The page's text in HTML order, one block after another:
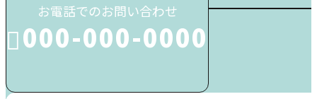
お電話でのお問い合わせ
000-000-0000